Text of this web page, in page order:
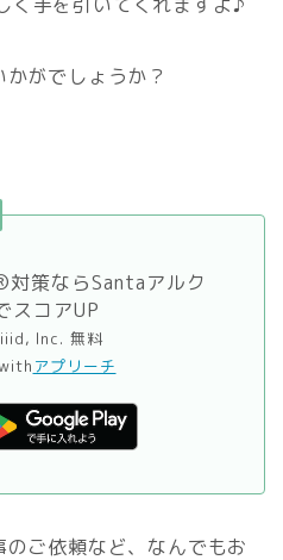
がでしょうか？
対策ならSantaアルク
スコアUP
Inc. 無料
アプリーチ
ご依頼など、なんでもお